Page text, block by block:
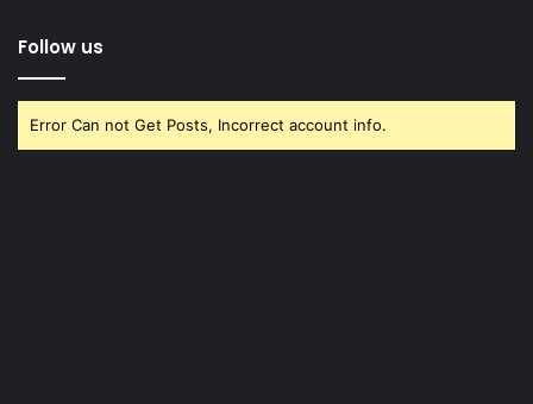
Follow us
Error Can not Get Posts, Incorrect account info.